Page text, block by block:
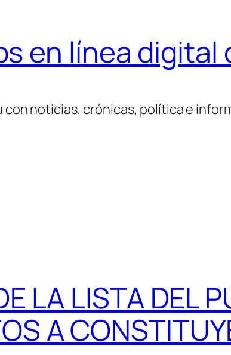
en línea
noticias, crónicas, política e
LA LISTA DEL
A